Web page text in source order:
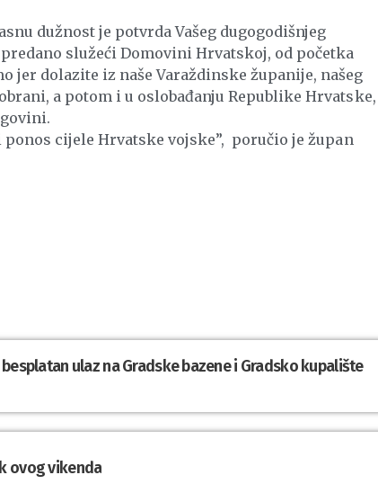
dužnost je potvrda Vašeg dugogodišnjeg
služeći Domovini Hrvatskoj, od početka
jer dolazite iz naše Varaždinske županije, našeg
a potom i u oslobađanju Republike Hrvatske,
cijele Hrvatske vojske”, poručio je župan
ulaz na Gradske bazene i Gradsko kupalište
ovog vikenda